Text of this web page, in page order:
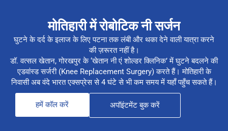
मोतिहारी में रोबोटिक नी सर्जन
घुटने के दर्द के इलाज के लिए पटना तक लंबी और थका देने वाली यात्रा करने
की ज़रूरत नहीं है।
डॉ. वत्सल खेतान, गोरखपुर के ‘खेतान नी एं शोल्डर क्लिनिक’ में घुटने बदलने की
एडवांस्ड सर्जरी (Knee Replacement Surgery) करते हैं। मोतिहारी के
निवासी अब वंदे भारत एक्सप्रेस से 4 घंटे से भी कम समय में यहाँ पहुँच सकते हैं।
हमें कॉल करें अपॉइंटमेंट बुक करें